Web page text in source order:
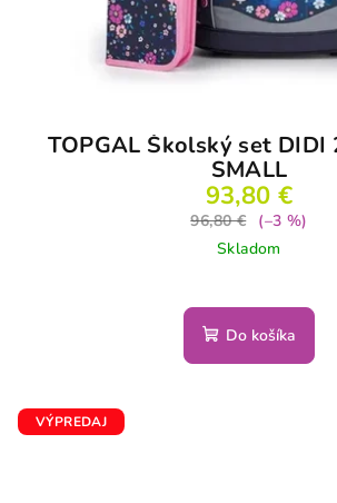
TOPGAL Školský set DIDI
SMALL
93,80 €
96,80 €
(–3 %)
Skladom
Do košíka
VÝPREDAJ